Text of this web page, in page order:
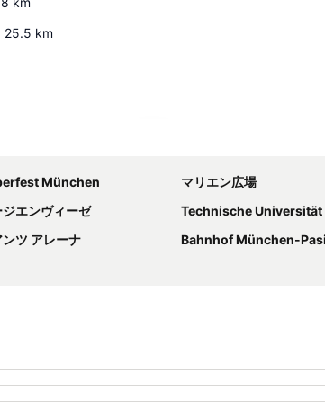
25.5 km
München
マリエン広場
ジエンヴィーゼ
Technische
ツ アレーナ
Bahnhof München-